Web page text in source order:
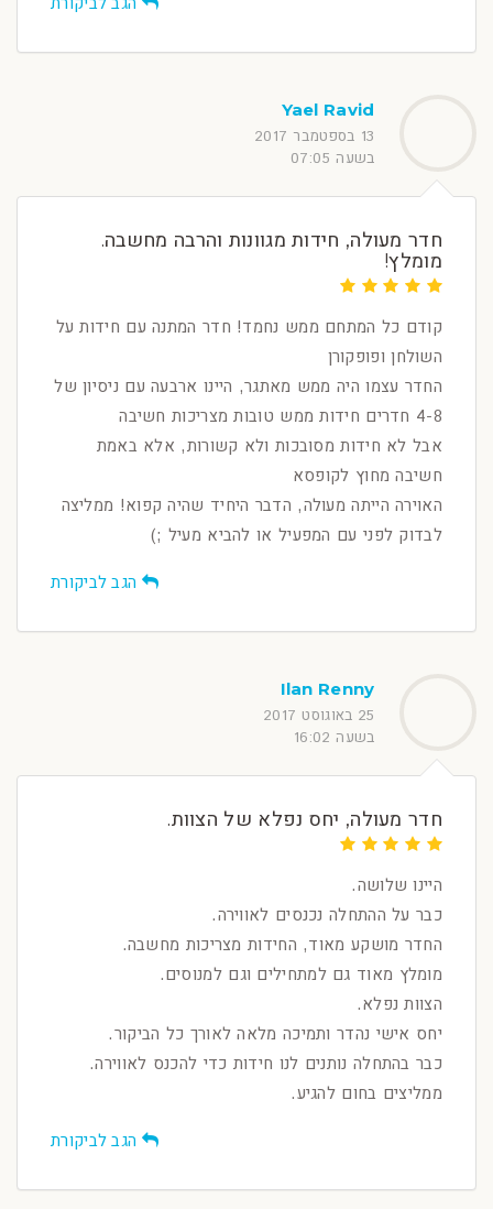
Yael Ravid
13 בספטמבר 2017
בשעה 07:05
חדר מעולה, חידות מגוונות והרבה מחשבה.
מומלץ!
קודם כל המתחם ממש נחמד! חדר המתנה עם חידות על
השולחן ופופקורן
החדר עצמו היה ממש מאתגר, היינו ארבעה עם ניסיון של
4-8 חדרים חידות ממש טובות מצריכות חשיבה
אבל לא חידות מסובכות ולא קשורות, אלא באמת
חשיבה מחוץ לקופסא
האוירה הייתה מעולה, הדבר היחיד שהיה קפוא! ממליצה
לבדוק לפני עם המפעיל או להביא מעיל ;)
הגב לביקורת
Ilan Renny
25 באוגוסט 2017
בשעה 16:02
חדר מעולה, יחס נפלא של הצוות.
היינו שלושה.
כבר על ההתחלה נכנסים לאווירה.
החדר מושקע מאוד, החידות מצריכות מחשבה.
מומלץ מאוד גם למתחילים וגם למנוסים.
הצוות נפלא.
יחס אישי נהדר ותמיכה מלאה לאורך כל הביקור.
כבר בהתחלה נותנים לנו חידות כדי להכנס לאווירה.
ממליצים בחום להגיע.
הגב לביקורת